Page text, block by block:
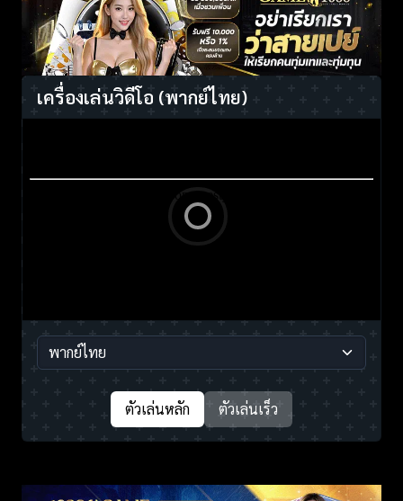
เครื่องเล่นวิดีโอ (พากย์ไทย)
ตัวเล่นหลัก ตัวเล่นเร็ว